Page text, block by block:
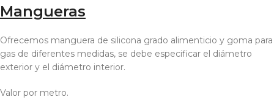
Mangueras
Ofrecemos manguera de silicona grado alimenticio y goma para
gas de diferentes medidas, se debe especificar el diámetro
exterior y el diámetro interior.
Valor por metro.